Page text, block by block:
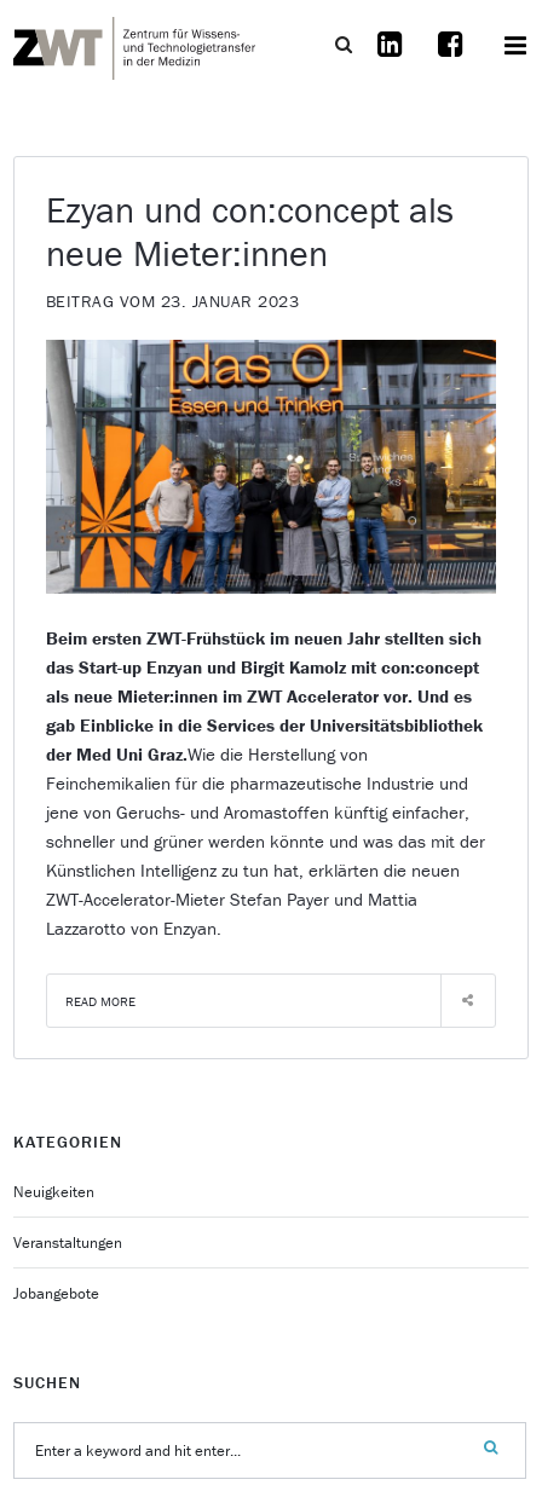
Ezyan und con:concept als
neue Mieter:innen
BEITRAG VOM 23. JANUAR 2023
Beim ersten ZWT-Frühstück im neuen Jahr stellten sich
das Start-up Enzyan und Birgit Kamolz mit con:concept
als neue Mieter:innen im ZWT Accelerator vor. Und es
gab Einblicke in die Services der Universitätsbibliothek
der Med Uni Graz.Wie die Herstellung von
Feinchemikalien für die pharmazeutische Industrie und
jene von Geruchs- und Aromastoffen künftig einfacher,
schneller und grüner werden könnte und was das mit der
Künstlichen Intelligenz zu tun hat, erklärten die neuen
ZWT-Accelerator-Mieter Stefan Payer und Mattia
Lazzarotto von Enzyan.
READ MORE
KATEGORIEN
Neuigkeiten
Veranstaltungen
Jobangebote
SUCHEN